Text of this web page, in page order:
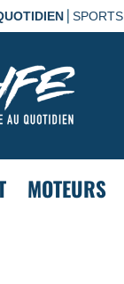
| SPORTS
MOTEURS